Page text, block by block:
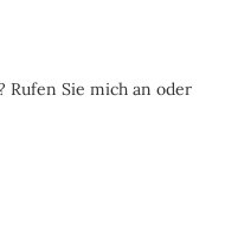
Rufen Sie mich an oder